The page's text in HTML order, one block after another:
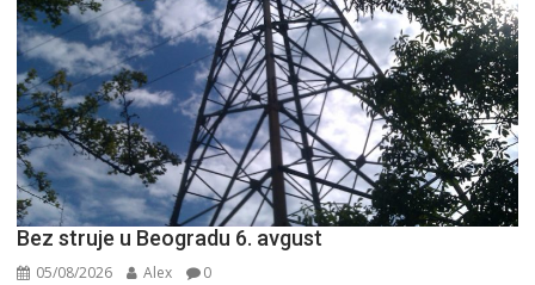
Bez struje u Beogradu 6. avgust
05/08/2026 Alex 0